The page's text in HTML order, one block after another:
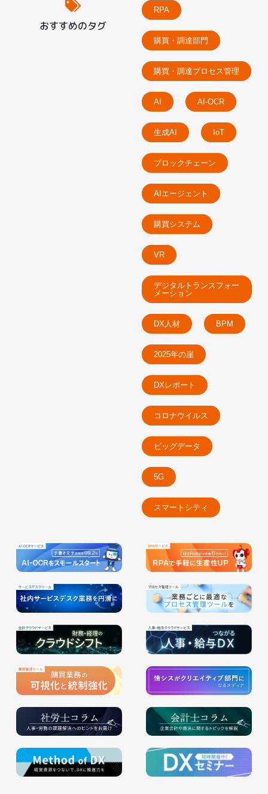
おすすめのタグ
RPA
購買・調達部門
購買・調達プロセス管理
AI AI-OCR
生成AI IoT
ブロックチェーン
AIエージェント
購買システム
VR
デジタルトランスフォー
メーション
DX人材 BPM
2025年の崖
DXレポート
コロナウイルス
ビッグデータ
5G
スマートシティ